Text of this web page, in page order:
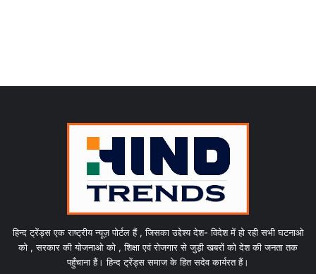
हिन्द ट्रेंड्स एक राष्ट्रीय न्यूज़ पोर्टल हैं , जिसका उद्देश्य देश- विदेश में हो रही सभी घटनाओ
को , सरकार की योजनाओ को , शिक्षा एवं रोजगार से जुड़ी खबरों को देश की जनता तक
पहुँचाना हैं। हिन्द ट्रेंड्स समाज के हित सदेव कार्यरत हैं।